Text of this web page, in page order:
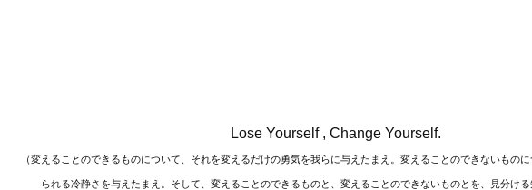
Lose Yourself , Change Yourself.
（変えることのできるものについて、それを変えるだけの勇気を我らに与えたまえ。変えることのできないもの
られる冷静さを与えたまえ。そして、変えることのできるものと、変えることのできないものとを、見分け